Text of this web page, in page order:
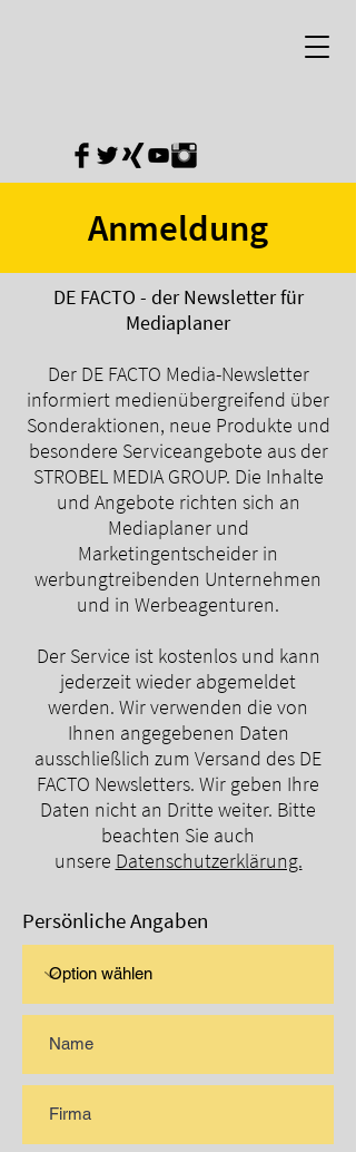
Anmeldung
DE FACTO - der Newsletter für
Mediaplaner
Der DE FACTO Media-Newsletter
informiert medienübergreifend über
Sonderaktionen, neue Produkte und
besondere Serviceangebote aus der
STROBEL MEDIA GROUP. Die Inhalte
und Angebote richten sich an
Mediaplaner und
Marketingentscheider in
werbungtreibenden Unternehmen
und in Werbeagenturen.
Der Service ist kostenlos und kann
jederzeit wieder abgemeldet
werden. Wir verwenden die von
Ihnen angegebenen Daten
ausschließlich zum Versand des DE
FACTO Newsletters. Wir geben Ihre
Daten nicht an Dritte weiter. Bitte
beachten Sie auch
unsere Datenschutzerklärung.
Persönliche Angaben